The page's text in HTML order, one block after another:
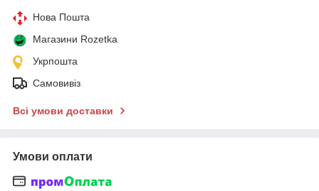
Нова Пошта
Магазини Rozetka
Укрпошта
Самовивіз
Всі умови доставки
Умови оплати